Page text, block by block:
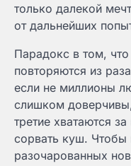
только далекой
от дальнейших
Парадокс в том,
повторяются из
если не миллионы
слишком
третие хватаются
сорвать куш. Чтобы
разочарованных